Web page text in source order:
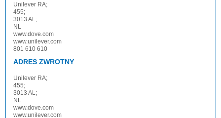
Unilever RA;
455;
3013 AL;
NL
www.dove.com
www.unilever.com
801 610 610
ADRES ZWROTNY
Unilever RA;
455;
3013 AL;
NL
www.dove.com
www.unilever.com